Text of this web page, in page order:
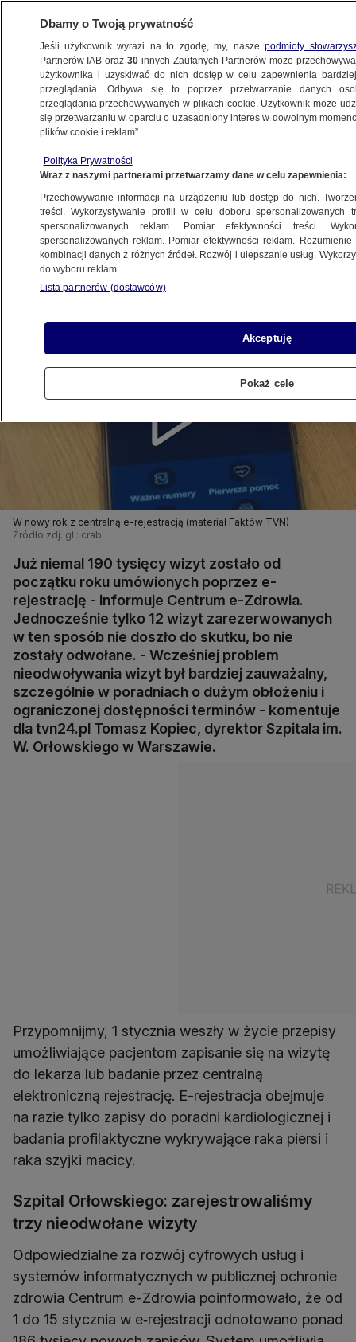
ZDROWIE
ZDROWIE
"Pozytywne tendencje"
Piotr Wójcik
19.01.2026, 16:48
Posłuchaj artykułu
Czyta lektor AI
W nowy rok z centralną e-rejestracją (materiał Faktów TVN)
Źródło zdj. gł.: crab
Już niemal 190 tysięcy wizyt zostało od
początku roku umówionych poprzez e-
rejestrację - informuje Centrum e-Zdrowia.
Jednocześnie tylko 12 wizyt zarezerwowanych
w ten sposób nie doszło do skutku, bo nie
zostały odwołane. - Wcześniej problem
nieodwoływania wizyt był bardziej zauważalny,
szczególnie w poradniach o dużym obłożeniu i
ograniczonej dostępności terminów - komentuje
dla tvn24.pl Tomasz Kopiec, dyrektor Szpitala im.
W. Orłowskiego w Warszawie.
Przypomnijmy, 1 stycznia weszły w życie przepisy
umożliwiające pacjentom zapisanie się na wizytę
do lekarza lub badanie przez centralną
elektroniczną rejestrację. E-rejestracja obejmuje
na razie tylko zapisy do poradni kardiologicznej i
badania profilaktyczne wykrywające raka piersi i
raka szyjki macicy.
Szpital Orłowskiego: zarejestrowaliśmy
trzy nieodwołane wizyty
Odpowiedzialne za rozwój cyfrowych usług i
systemów informatycznych w publicznej ochronie
zdrowia Centrum e-Zdrowia poinformowało, że od
1 do 15 stycznia w e‑rejestracji odnotowano ponad
Dbamy o Twoją prywatność
Jeśli użytkownik wyrazi na to zgodę, my, naszepodmioty
Partnerów IAB oraz30 innych Zaufanych Partnerów może
użytkownika i uzyskiwać do nich dostęp w celu zapewnienia
przeglądania. Odbywa się to poprzez przetwarzanie danych
przeglądania przechowywanych w plikach cookie. Użytkownik może
się przetwarzaniu w oparciu o uzasadniony interes w dowolnym
plików cookie i reklam”.
Polityka Prywatności
Wraz z naszymi partnerami przetwarzamy dane w celu zapewnienia:
Przechowywanie informacji na urządzeniu lub dostęp do nich.
treści. Wykorzystywanie profili w celu doboru spersonalizowanych
spersonalizowanych reklam. Pomiar efektywności treści.
spersonalizowanych reklam. Pomiar efektywności reklam.
kombinacji danych z różnych źródeł. Rozwój i ulepszanie usług.
do wyboru reklam.
Lista partnerów (dostawców)
Akceptuję
Pokaż cele